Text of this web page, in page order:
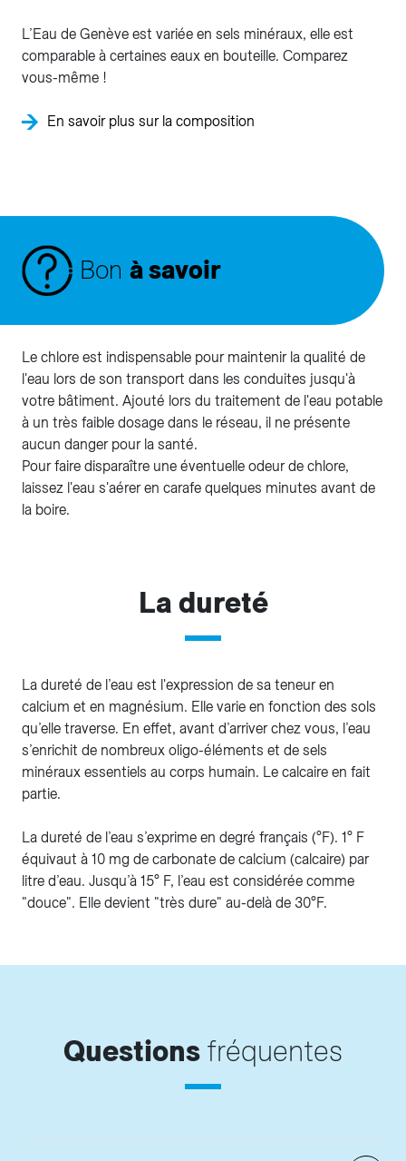
L’Eau de Genève est variée en sels minéraux, elle est
comparable à certaines eaux en bouteille. Comparez
vous-même !
En savoir plus sur la composition
Bon à savoir
Le chlore est indispensable pour maintenir la qualité de
l'eau lors de son transport dans les conduites jusqu'à
votre bâtiment. Ajouté lors du traitement de l'eau potable
à un très faible dosage dans le réseau, il ne présente
aucun danger pour la santé.
Pour faire disparaître une éventuelle odeur de chlore,
laissez l'eau s'aérer en carafe quelques minutes avant de
la boire.
La dureté
La dureté de l’eau est l'expression de sa teneur en
calcium et en magnésium. Elle varie en fonction des sols
qu’elle traverse. En effet, avant d’arriver chez vous, l’eau
s’enrichit de nombreux oligo-éléments et de sels
minéraux essentiels au corps humain. Le calcaire en fait
partie.
La dureté de l’eau s’exprime en degré français (°F). 1° F
équivaut à 10 mg de carbonate de calcium (calcaire) par
litre d’eau. Jusqu’à 15° F, l’eau est considérée comme
"douce". Elle devient "très dure" au-delà de 30°F.
Questions fréquentes